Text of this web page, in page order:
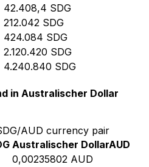
42.408,4 SDG
212.042 SDG
424.084 SDG
2.120.420 SDG
4.240.840 SDG
in Australischer Dollar
AUD currency pair
Australischer DollarAUD
0,00235802 AUD